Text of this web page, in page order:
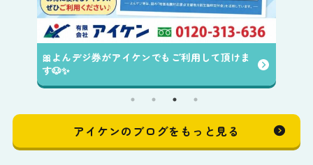
🎀よんデジ券がアイケンでもご利用して頂けま
す🐶✨️
アイケンのブログをもっと見る